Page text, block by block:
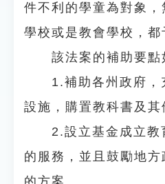
件不利的學童為對象
學校或是教會學校，都
該法案的補助要點
1.補助各州政府，
設施，購置教科書及其
2.設立基金成立教
的服務，並且鼓勵地
的方案。